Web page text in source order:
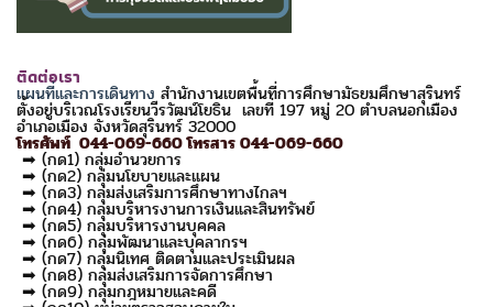
ติดต่อเรา
แผนที่และการเดินทางสำนักงานเขตพื้นที่การศึกษามัธยมศึกษาสุรินทร์
ตั้งอยู่บริเวณโรงเรียนวีรวัฒน์โยธิน เลขที่ 197 หมู่ 20 ตำบลนอกเมือง
อำเภอเมือง จังหวัดสุรินทร์ 32000
โทรศัพท์ 044-069-660 โทรสาร 044-069-660
➡ (กด1) กลุ่มอำนวยการ
➡ (กด2) กลุ่มนโยบายและแผน
➡ (กด3) กลุ่มส่งเสริมการศึกษาทางไกลฯ
➡ (กด4) กลุ่มบริหารงานการเงินและสินทรัพย์
➡ (กด5) กลุ่มบริหารงานบุคคล
➡ (กด6) กลุ่มพัฒนาและบุคลากรฯ
➡ (กด7) กลุ่มนิเทศ ติดตามและประเมินผล
➡ (กด8) กลุ่มส่งเสริมการจัดการศึกษา
➡ (กด9) กลุ่มกฎหมายและคดี